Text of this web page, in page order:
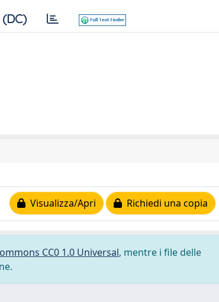
Visualizza/Apri Richiedi una copia
CC0 1.0 Universal, mentre i file delle